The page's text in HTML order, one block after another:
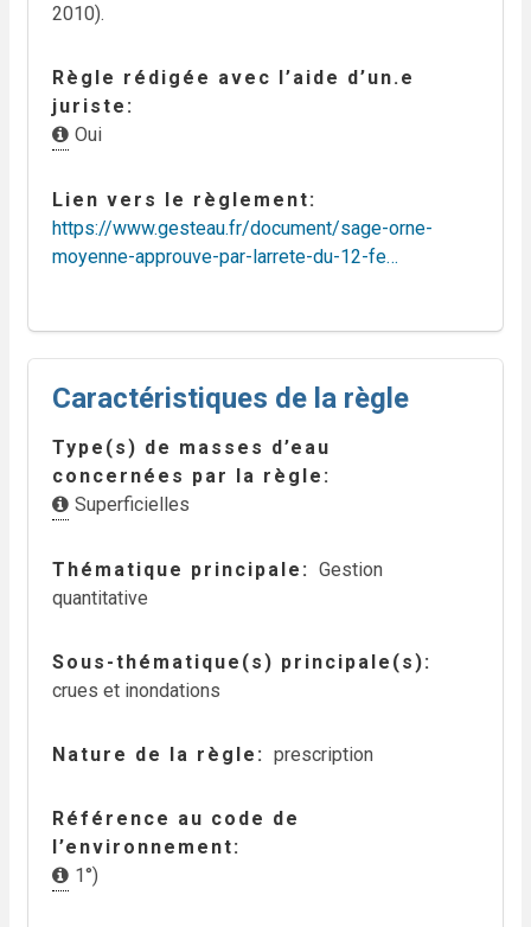
2010).
Règle rédigée avec l’aide d’un.e
juriste
Oui
Lien vers le règlement
https://www.gesteau.fr/document/sage-orne-
moyenne-approuve-par-larrete-du-12-fe…
Caractéristiques de la règle
Type(s) de masses d’eau
concernées par la règle
Superficielles
Thématique principale
Gestion
quantitative
Sous-thématique(s) principale(s)
crues et inondations
Nature de la règle prescription
Référence au code de
l’environnement
1°)